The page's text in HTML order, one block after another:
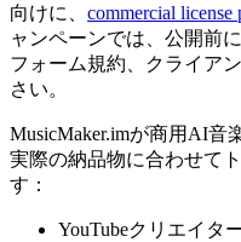
向けに、 commercial license
ャンペーンでは、公開前
フォーム規約、クライア
さい。
MusicMaker.imが商用AI音
実際の納品物に合わせて
す：
YouTubeクリエイタ